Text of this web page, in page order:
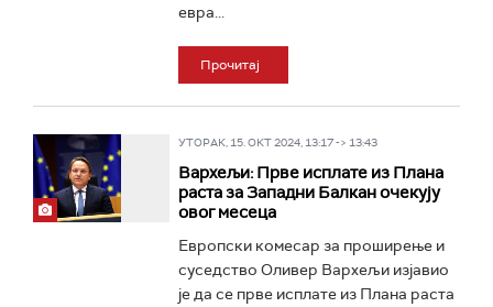
евра...
Прочитај
УТОРАК, 15. ОКТ 2024, 13:17 -> 13:43
Вархељи: Прве исплате из Плана
раста за Западни Балкан очекују
овог месеца
Европски комесар за проширење и
суседство Оливер Вархељи изјавио
је да се прве исплате из Плана раста